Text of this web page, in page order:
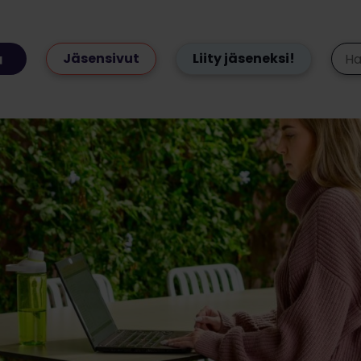
Jäsensivut Liity jäseneksi!